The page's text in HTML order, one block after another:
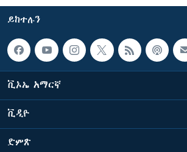
ይከተሉን
ቪኦኤ አማርኛ
ቪዲዮ
ድምጽ